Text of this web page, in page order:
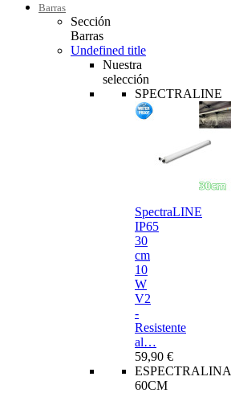
Barras
Sección
Barras
Undefined title
Nuestra
selección
SPECTRALINE
SpectraLINE
IP65
30
cm
10
W
V2
-
Resistente
al…
59,90 €
ESPECTRALINA
60CM